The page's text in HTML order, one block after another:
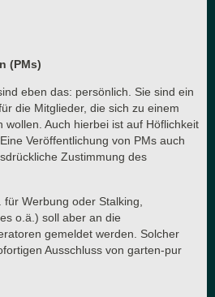
(PMs)
eben das: persönlich. Sie sind ein
die Mitglieder, die sich zu einem
wollen. Auch hierbei ist auf Höflichkeit
Veröffentlichung von PMs auch
Zustimmung des
Werbung oder Stalking,
o.ä.) soll aber an die
gemeldet werden. Solcher
Ausschluss von garten-pur